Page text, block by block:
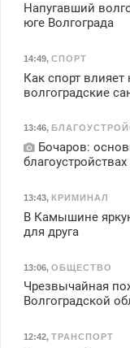
Напугавший
юге Волгограда
14:49, СПОРТ
Как спорт влияет
волгоградские
13:46,
Бочаров:
13:43, КРИМИНАЛ
В Камышине
для друга
13:06, ОБЩЕСТВО
Чрезвычайная
Волгоградской
12:42, ТРАНСПОРТ